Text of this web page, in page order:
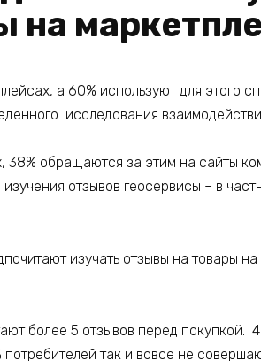
на
а 60% используют для этого
исследования
38% обращаются за этим на сайты
отзывов геосервисы – в
более 5 отзывов перед покупкой.
так и вовсе не